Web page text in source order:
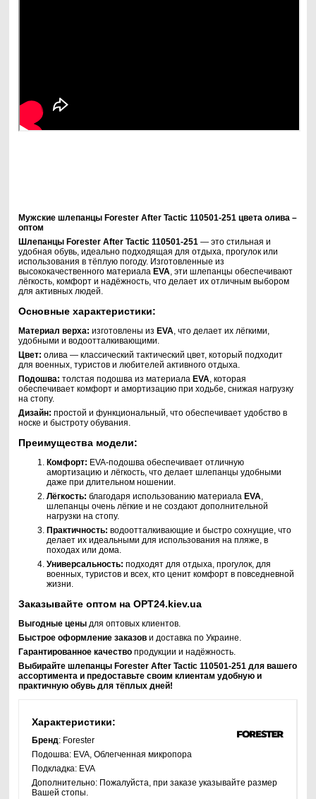
Мужские шлепанцы Forester After Tactic 110501-251 цвета олива –
оптом
Шлепанцы Forester After Tactic 110501-251 — это стильная и
удобная обувь, идеально подходящая для отдыха, прогулок или
использования в тёплую погоду. Изготовленные из
высококачественного материалаEVA, эти шлепанцы обеспечивают
лёгкость, комфорт и надёжность, что делает их отличным выбором
для активных людей.
Основные характеристики:
Материал верха: изготовлены из EVA, что делает их лёгкими,
удобными и водоотталкивающими.
Цвет: олива — классический тактический цвет, который подходит
для военных, туристов и любителей активного отдыха.
Подошва: толстая подошва из материала EVA, которая
обеспечивает комфорт и амортизацию при ходьбе, снижая нагрузку
на стопу.
Дизайн: простой и функциональный, что обеспечивает удобство в
носке и быстроту обувания.
Преимущества модели:
Комфорт: EVA-подошва обеспечивает отличную
амортизацию и лёгкость, что делает шлепанцы удобными
даже при длительном ношении.
Лёгкость: благодаря использованию материала EVA,
шлепанцы очень лёгкие и не создают дополнительной
нагрузки на стопу.
Практичность: водоотталкивающие и быстро сохнущие, что
делает их идеальными для использования на пляже, в
походах или дома.
Универсальность: подходят для отдыха, прогулок, для
военных, туристов и всех, кто ценит комфорт в повседневной
жизни.
Заказывайте оптом на OPT24.kiev.ua
Выгодные цены для оптовых клиентов.
Быстрое оформление заказов и доставка по Украине.
Гарантированное качество продукции и надёжность.
Выбирайте шлепанцы Forester After Tactic 110501-251 для вашего
ассортимента и предоставьте своим клиентам удобную и
практичную обувь для тёплых дней!
Характеристики:
Бренд: Forester
Подошва: EVA, Облегченная микропора
Подкладка: EVA
Дополнительно: Пожалуйста, при заказе указывайте размер
Вашей стопы.